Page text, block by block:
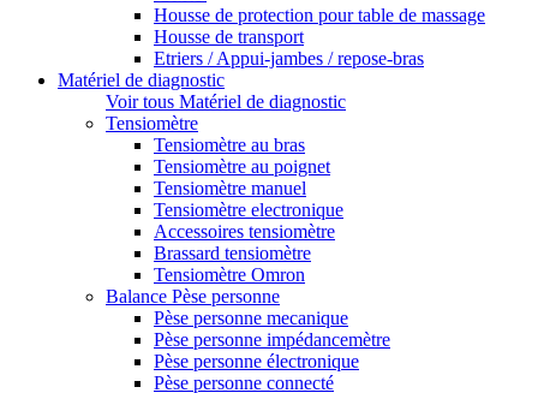
Housse de protection pour table de massage
Housse de transport
Etriers / Appui-jambes / repose-bras
Matériel de diagnostic
Voir tous Matériel de diagnostic
Tensiomètre
Tensiomètre au bras
Tensiomètre au poignet
Tensiomètre manuel
Tensiomètre electronique
Accessoires tensiomètre
Brassard tensiomètre
Tensiomètre Omron
Balance Pèse personne
Pèse personne mecanique
Pèse personne impédancemètre
Pèse personne électronique
Pèse personne connecté